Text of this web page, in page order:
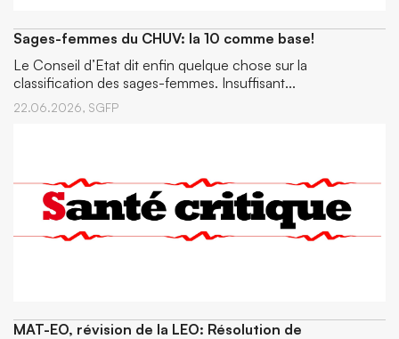
Sages-femmes du CHUV: la 10 comme base!
Le Conseil d’Etat dit enfin quelque chose sur la
classification des sages-femmes. Insuffisant...
22.06.2026, SGFP
MAT-EO, révision de la LEO: Résolution de